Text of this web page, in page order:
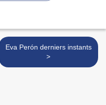
Eva Perón derniers instants
>